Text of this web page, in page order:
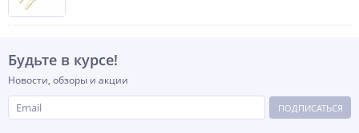
Будьте в курсе!
Новости, обзоры и акции
ПОДПИСАТЬСЯ